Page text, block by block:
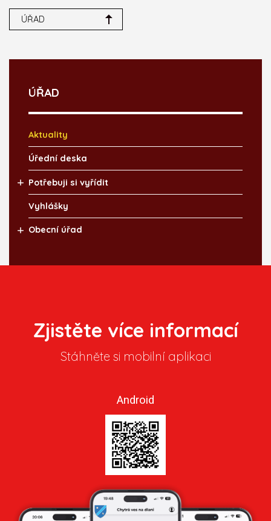
ÚŘAD
ÚŘAD
Aktuality
Úřední deska
Potřebuji si vyřídit
Vyhlášky
Obecní úřad
Zjistěte více informací
Stáhněte si mobilní aplikaci
Android